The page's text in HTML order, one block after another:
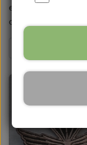
erhverve dig
også tilkøbe dem